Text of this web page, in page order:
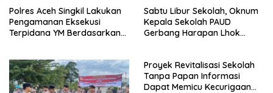
Polres Aceh Singkil Lakukan
Pengamanan Eksekusi
Terpidana YM Berdasarkan
Sabtu Libur Sekolah, Oknum
Kepala Sekolah PAUD
Gerbang Harapan Lhok
Terhadap Wartawan Diminta
APH Lidik Anggaran
Proyek Revitalisasi Sekolah
Tanpa Papan Informasi
Dapat Memicu Kecurigaan